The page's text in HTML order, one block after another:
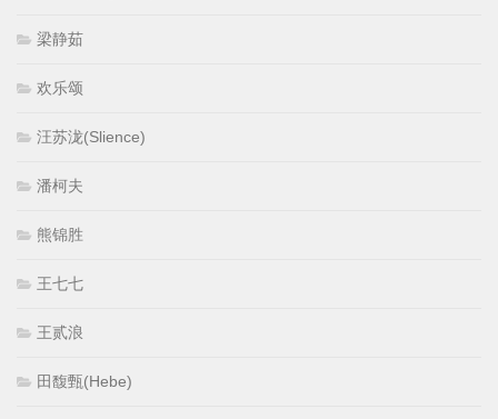
梁静茹
欢乐颂
汪苏泷(Slience)
潘柯夫
熊锦胜
王七七
王贰浪
田馥甄(Hebe)